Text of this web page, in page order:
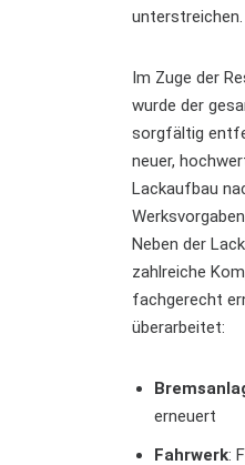
unterstreichen.
Im Zuge der
wurde der
sorgfältig
neuer,
Lackaufbau
Neben der
zahlreiche
fachgerecht
überarbeitet:
erneuert
Fahrwerk: